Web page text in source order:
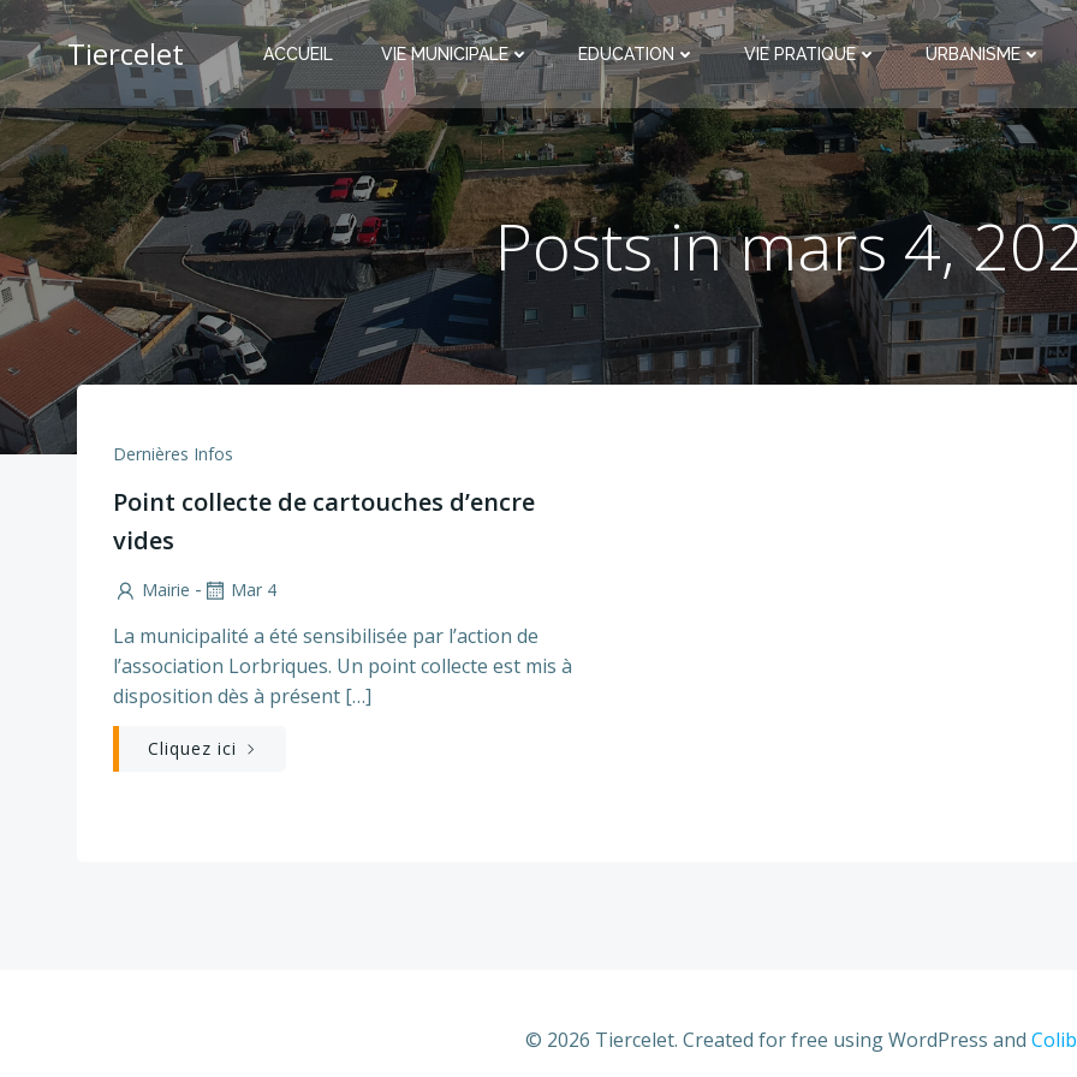
Aller
au
contenuTiercelet ACCUEIL VIE MUNICIPALE EDUCATION VIE PRATIQUE URBANISME
Posts in mars 4,
Dernières Infos
Point collecte de cartouches d’encre
vides
Mairie - Mar 4
La municipalité a été sensibilisée par l’action de
l’association Lorbriques. Un point collecte est mis à
disposition dès à présent […]
Cliquez ici
© 2026 Tiercelet. Created for free using WordPress and